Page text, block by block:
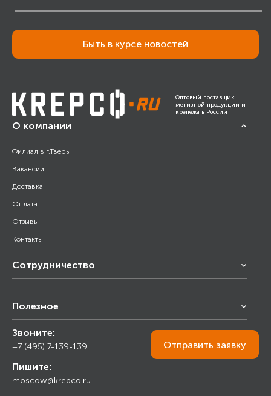
Быть в курсе новостей
Оптовый поставщик
метизной продукции и
крепежа в России
О компании
Филиал в г.Тверь
Вакансии
Доставка
Оплата
Отзывы
Контакты
Сотрудничество
Снабжение строительства
Торговым организациям
Полезное
Калькулятор
Прайс лист
Ответы на вопросы
Блог
Звоните:
+7 (495) 7-139-139
Пишите:
moscow@krepco.ru
Отправить заявку